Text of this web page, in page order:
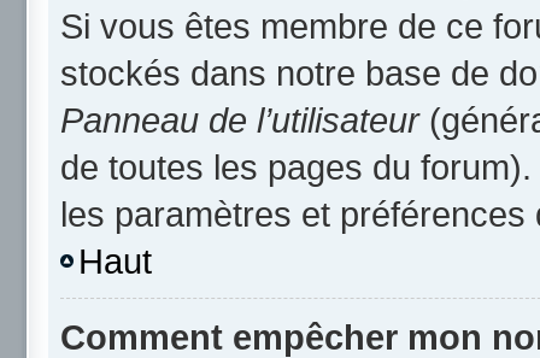
Si vous êtes membre de ce
stockés dans notre base de
Panneau de l’utilisateur
de toutes les pages du
les paramètres et préférences
Haut
Comment empêcher mon